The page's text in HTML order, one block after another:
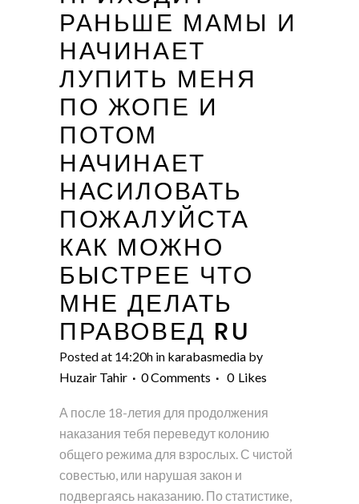
РАНЬШЕ МАМЫ И
НАЧИНАЕТ
ЛУПИТЬ МЕНЯ
ПО ЖОПЕ И
ПОТОМ
НАЧИНАЕТ
НАСИЛОВАТЬ
ПОЖАЛУЙСТА
КАК МОЖНО
БЫСТРЕЕ ЧТО
МНЕ ДЕЛАТЬ
ПРАВОВЕД RU
Posted at 14:20h in karabasmedia by
Huzair Tahir
0 Comments 0 Likes
А после 18-летия для продолжения
наказания тебя переведут колонию
общего режима для взрослых. С чистой
совестью, или нарушая закон и
подвергаясь наказанию. По статистике,